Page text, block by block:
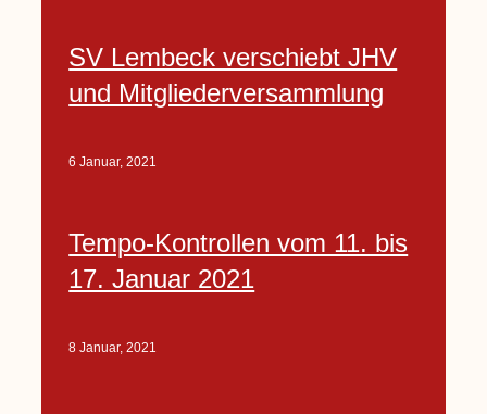
SV Lembeck verschiebt JHV
und Mitgliederversammlung
6 Januar, 2021
Tempo-Kontrollen vom 11. bis
17. Januar 2021
8 Januar, 2021